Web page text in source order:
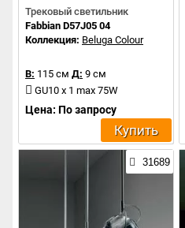
Трековый светильник
Fabbian D57J05 04
Коллекция: Beluga Colour
В: 115 см Д: 9 см
GU10 x 1 max 75W
Цена: По запросу
Купить
31689